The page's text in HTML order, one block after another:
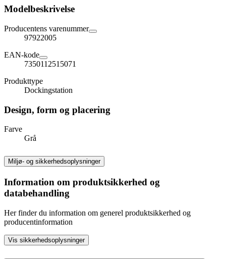
Modelbeskrivelse
Producentens varenummer
97922005
EAN-kode
7350112515071
Produkttype
Dockingstation
Design, form og placering
Farve
Grå
Miljø- og sikkerhedsoplysninger
Information om produktsikkerhed og
databehandling
Her finder du information om generel produktsikkerhed og
producentinformation
Vis sikkerhedsoplysninger